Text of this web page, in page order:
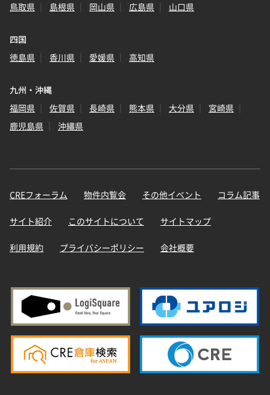
鳥取県
島根県 岡山県 広島県 山口県
四国
徳島県
香川県 愛媛県 高知県
九州・沖縄
福岡県
佐賀県 長崎県 熊本県 大分県
宮崎県
鹿児島県
沖縄県
CREフォーラム 物件内覧会 その他イベント コラム記事
サイト紹介 このサイトについて サイトマップ
利用規約 プライバシーポリシー 会社概要